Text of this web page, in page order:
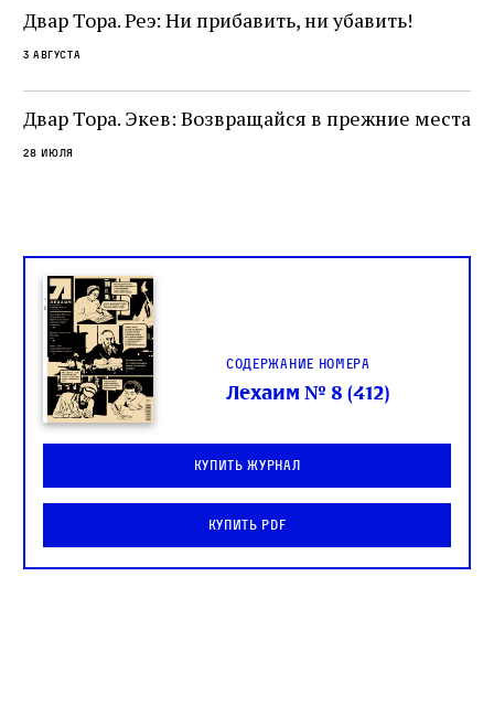
не просто покровитель переводчиков,
окружённый книгами. Перед нами человек,
одно решение которого вызвало возмущение
целой общины и стало частью многовекового
спора о том, кому принадлежит последнее
слово в переводе Библии
Двар Тора. Реэ: Ни прибавить, ни убавить!
3 августа
Двар Тора. Экев: Возвращайся в прежние места
28 июля
Содержание номера
Лехаим № 8 (412)
Купить журнал
Купить PDF